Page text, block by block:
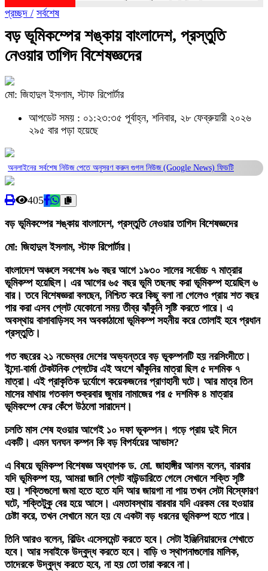
প্রচ্ছদ / সর্বশেষ
বড় ভূমিকম্পের শঙ্কায় বাংলাদেশ, প্রস্তুতি
নেওয়ার তাগিদ বিশেষজ্ঞদের
মো: জিহাদুল ইসলাম, স্টাফ রিপোর্টার
আপডেট সময় : ০১:২৩:৩৫ পূর্বাহ্ন, শনিবার, ২৮ ফেব্রুয়ারী ২০২৬
২৯৫ বার পড়া হয়েছে
অনলাইনের সর্বশেষ নিউজ পেতে অনুসরণ করুন গুগল নিউজ (Google News) ফিডটি
405
বড় ভূমিকম্পের শঙ্কায় বাংলাদেশ, প্রস্তুতি নেওয়ার তাগিদ বিশেষজ্ঞদের
মো: জিহাদুল ইসলাম, স্টাফ রিপোর্টার।
বাংলাদেশ অঞ্চলে সবশেষ ৯৬ বছর আগে ১৯৩০ সালের সর্বোচ্চ ৭ মাত্রার
ভূমিকম্প হয়েছিল। এর আগের ৬৫ বছর ভূমি তছনছ করা ভূমিকম্প হয়েছিল ৬
বার। তবে বিশেষজ্ঞরা বলছেন, নিশ্চিত করে কিছু বলা না গেলেও প্রায় শত বছর
পার করা এসব প্লেট যেকোনো সময় তীব্র ঝাঁকুনি সৃষ্টি করতে পারে। এ
অবস্থায় বাসাবাড়িসহ সব অবকাঠামো ভূমিকম্প সহনীয় করে তোলাই হবে প্রধান
প্রস্তুতি।
গত বছরের ২১ নভেম্বর দেশের অভ্যন্তরে বড় ভূকম্পনটি হয় নরসিংদীতে।
ইন্দো-বার্মা টেকটনিক প্লেটের এই অংশে ঝাঁকুনির মাত্রা ছিল ৫ দশমিক ৭
মাত্রা। এই প্রাকৃতিক দুর্যোগে কয়েকজনের প্রাণহানী ঘটে। আর মাত্র তিন
মাসের মাথায় গতকাল শুক্রবার জুমার নামাজের পর ৫ দশমিক ৪ মাত্রার
ভূমিকম্পে ফের কেঁপে উঠলো সারাদেশ।
চলতি মাস শেষ হওয়ার আগেই ১০ দফা ভূকম্পন। গড়ে প্রায় দুই দিনে
একটি। এমন ঘনঘন কম্পন কি বড় বিপর্যয়ের আভাস?
এ বিষয়ে ভূমিকম্প বিশেষজ্ঞ অধ্যাপক ড. মো. জাহাঙ্গীর আলম বলেন, বারবার
যদি ভূমিকম্প হয়, আমরা জানি প্লেট বাউন্ডারিতে গেলে সেখানে শক্তি সৃষ্টি
হয়। শক্তিগুলো জমা হতে হতে যদি আর জায়গা না পায় তখন সেটা বিস্ফোরণ
ঘটে, শক্তিটুকু বের হয়ে আসে। এমতাবস্থায় বারবার যদি এরকম বের হওয়ার
চেষ্টা করে, তখন সেখানে মনে হয় যে একটা বড় ধরনের ভূমিকম্প হতে পারে।
তিনি আরও বলেন, বিল্ডিং এসেসমেন্ট করতে হবে। সেটা ইঞ্জিনিয়ারদের শেখাতে
হবে। আর সবাইকে উদ্বুদ্ধ করতে হবে। বাড়ি ও স্থাপনাগুলোর মালিক,
তাদেরকে উদ্বুদ্ধ করতে হবে, না হয় তো তারা করবে না।